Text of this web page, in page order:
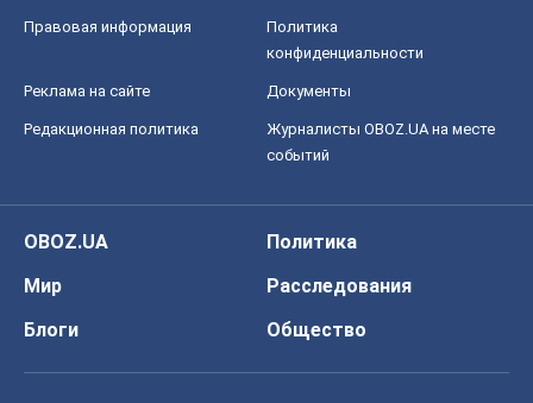
Правовая информация
Политика
конфиденциальности
Реклама на сайте Документы
Редакционная политика
Журналисты OBOZ.UA на месте
событий
OBOZ.UA
Политика
Мир
Расследования
Блоги
Общество